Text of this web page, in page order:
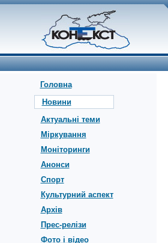
Головна
Новини
Актуальні теми
Міркування
Моніторинги
Анонси
Спорт
Культурний аспект
Архів
Прес-релізи
Фото і відео